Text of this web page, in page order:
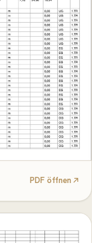
PDF öffnen